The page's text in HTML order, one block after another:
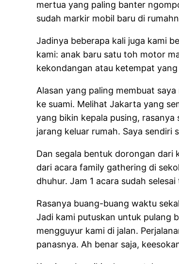
mertua yang paling banter
sudah markir mobil baru di
Jadinya beberapa kali juga kami
kami: anak baru satu toh motor
kekondangan atau ketempat
Alasan yang paling membuat
ke suami. Melihat Jakarta yang
yang bikin kepala pusing,
jarang keluar rumah. Saya sendiri
Dan segala bentuk dorongan dari
dari acara family gathering di
dhuhur. Jam 1 acara sudah
Rasanya buang-buang waktu
Jadi kami putuskan untuk pulang
mengguyur kami di jalan.
panasnya. Ah benar saja,